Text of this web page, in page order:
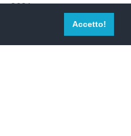
Accetto!
2021